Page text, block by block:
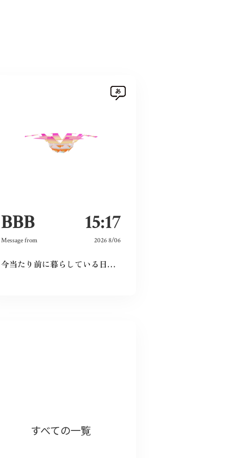
BBB 15:17
Message from 2026 8/06
今当たり前に暮らしている日々が特別なものに感じた。暗い気持ちになることなく、とても前向きにこれからの未来を精一杯生きて作りたいと感じました。
すべての一覧